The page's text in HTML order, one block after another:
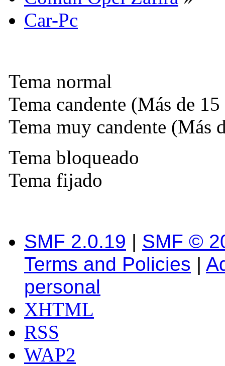
Car-Pc
Tema normal
Tema candente (Más de 15
Tema muy candente (Más
Tema bloqueado
Tema fijado
SMF 2.0.19 | SMF ©
Terms and Policies |
personal
XHTML
RSS
WAP2